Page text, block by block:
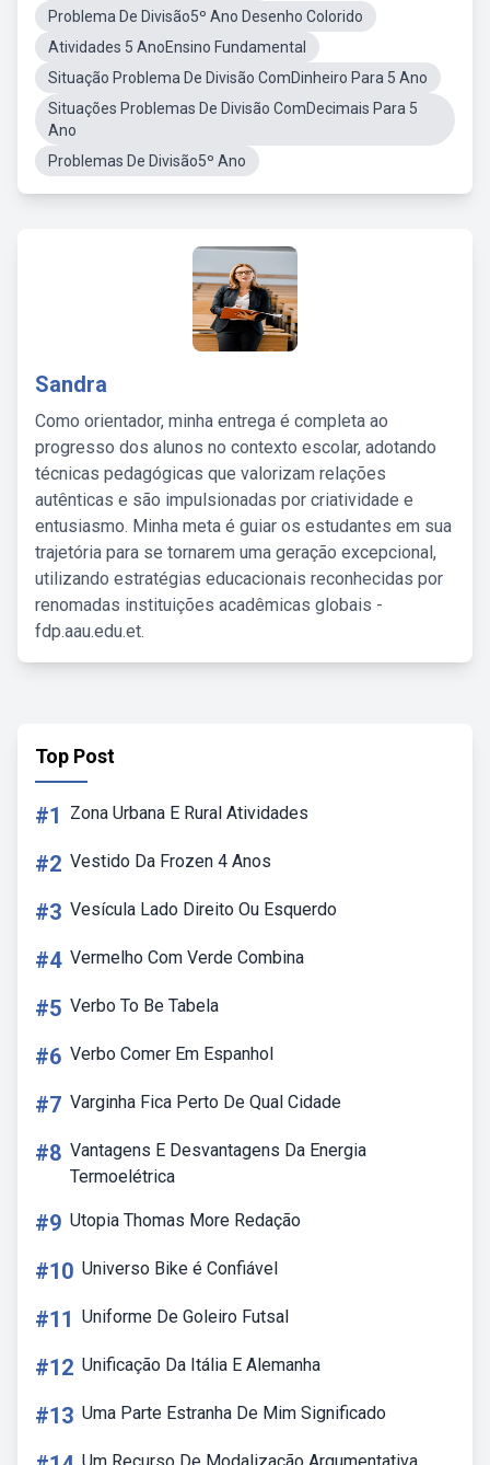
Problema De Divisão5º Ano Desenho Colorido
Atividades 5 AnoEnsino Fundamental
Situação Problema De Divisão ComDinheiro Para 5 Ano
Situações Problemas De Divisão ComDecimais Para 5
Ano
Problemas De Divisão5º Ano
Sandra
Como orientador, minha entrega é completa ao
progresso dos alunos no contexto escolar, adotando
técnicas pedagógicas que valorizam relações
autênticas e são impulsionadas por criatividade e
entusiasmo. Minha meta é guiar os estudantes em sua
trajetória para se tornarem uma geração excepcional,
utilizando estratégias educacionais reconhecidas por
renomadas instituições acadêmicas globais -
fdp.aau.edu.et.
Top Post
#1 Zona Urbana E Rural Atividades
#2 Vestido Da Frozen 4 Anos
#3 Vesícula Lado Direito Ou Esquerdo
#4 Vermelho Com Verde Combina
#5 Verbo To Be Tabela
#6 Verbo Comer Em Espanhol
#7 Varginha Fica Perto De Qual Cidade
#8 Vantagens E Desvantagens Da Energia
Termoelétrica
#9 Utopia Thomas More Redação
#10 Universo Bike é Confiável
#11 Uniforme De Goleiro Futsal
#12 Unificação Da Itália E Alemanha
#13 Uma Parte Estranha De Mim Significado